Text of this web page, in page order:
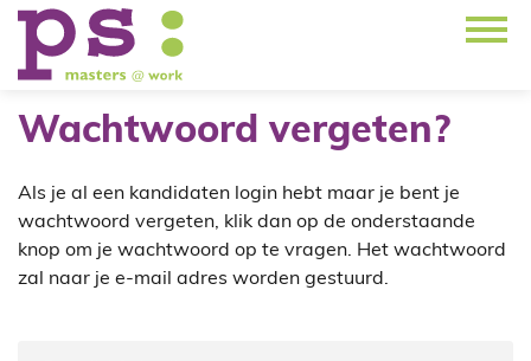
Wachtwoord vergeten?
Als je al een kandidaten login hebt maar je bent je
wachtwoord vergeten, klik dan op de onderstaande
knop om je wachtwoord op te vragen. Het wachtwoord
zal naar je e-mail adres worden gestuurd.